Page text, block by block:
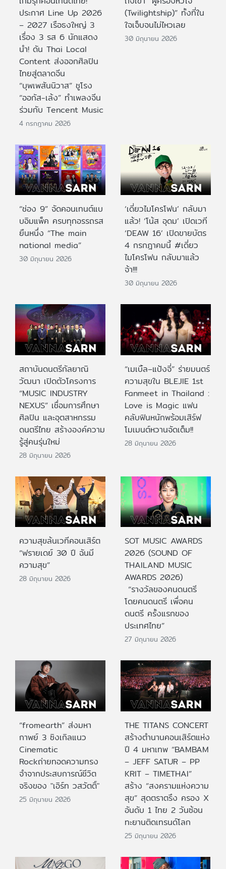
ประกาศ Line Up 2026
– 2027 เรือธงใหญ่ 3
เรื่อง 3 รส 6 นักแสดง
นำ! ดัน Thai Local
Content ส่งออกศิลปิน
ไทยสู่ตลาดจีน
“บุพเพสันนิวาส” ชูโรง
“ออกัส-เล้ง” ทำเพลงจีน
ร่วมกับ Tencent Music
4 กรกฎาคม 2026
(Twilightship)” ทั้งที่ใน
ใจเจ็บจนไม่ไหวเลย
30 มิถุนายน 2026
“ช่อง 9” จัดคอนเทนต์แบ
บอิมแพ็ค ครบทุกอรรถรส
ยืนหนึ่ง “The main
national media”
30 มิถุนายน 2026
‘เดี่ยวไมโครโฟน’ กลับมา
แล้ว! ‘โน้ส อุดม’ เปิดเวที
‘DEAW 16’ เปิดขายบัตร
4 กรกฎาคมนี้ #เดี่ยว
ไมโครโฟน กลับมาแล้ว
จ้า!!!
30 มิถุนายน 2026
สถาบันดนตรีกัลยาณิ
วัฒนา เปิดตัวโครงการ
“MUSIC INDUSTRY
NEXUS” เชื่อมการศึกษา
ศิลปิน และอุตสาหกรรม
ดนตรีไทย สร้างองค์ความ
รู้สู่คนรุ่นใหม่
28 มิถุนายน 2026
“เมเบิ้ล–แป้งจี่” ร่ายมนตร์
ความสุขใน BLEJIE 1st
Fanmeet in Thailand :
Love is Magic แฟน
คลับฟินหนักพร้อมเสิร์ฟ
โมเมนต์หวานจัดเต็ม!!
28 มิถุนายน 2026
ความสุขล้นเวทีคอนเสิร์ต
“ฟรายเดย์ 30 ปี ฉันมี
ความสุข”
28 มิถุนายน 2026
SOT MUSIC AWARDS
2026 (SOUND OF
THAILAND MUSIC
AWARDS 2026)
“รางวัลของคนดนตรี
โดยคนดนตรี เพื่อคน
ดนตรี ครั้งแรกของ
ประเทศไทย”
27 มิถุนายน 2026
“fromearth” ส่งมหา
กาพย์ 3 ซิงเกิลแนว
Cinematic
Rockถ่ายทอดความทรง
จำจากประสบการณ์ชีวิต
จริงของ "เอิร์ท วสวัตติ์"
25 มิถุนายน 2026
THE TITANS CONCERT
สร้างตำนานคอนเสิร์ตแห่ง
ปี 4 มหาเทพ “BAMBAM
– JEFF SATUR – PP
KRIT – TIMETHAI”
สร้าง “สงครามแห่งความ
สุข” สุดตราตรึง ครอง X
อันดับ 1 ไทย 2 วันซ้อน
ทะยานติดเทรนด์โลก
25 มิถุนายน 2026